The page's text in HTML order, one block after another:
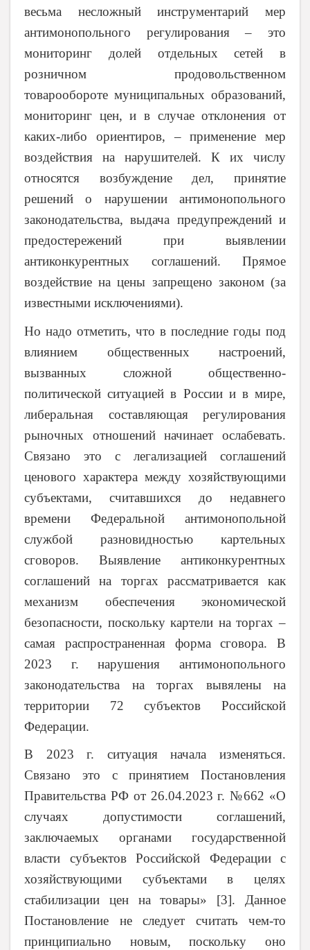
весьма несложный инструментарий мер
антимонопольного регулирования – это
мониторинг долей отдельных сетей в
розничном продовольственном
товарообороте муниципальных образований,
мониторинг цен, и в случае отклонения от
каких-либо ориентиров, – применение мер
воздействия на нарушителей. К их числу
относятся возбуждение дел, принятие
решений о нарушении антимонопольного
законодательства, выдача предупреждений и
предостережений при выявлении
антиконкурентных соглашений. Прямое
воздействие на цены запрещено законом (за
известными исключениями).
Но надо отметить, что в последние годы под
влиянием общественных настроений,
вызванных сложной общественно-
политической ситуацией в России и в мире,
либеральная составляющая регулирования
рыночных отношений начинает ослабевать.
Связано это с легализацией соглашений
ценового характера между хозяйствующими
субъектами, считавшихся до недавнего
времени Федеральной антимонопольной
службой разновидностью картельных
сговоров. Выявление антиконкурентных
соглашений на торгах рассматривается как
механизм обеспечения экономической
безопасности, поскольку картели на торгах –
самая распространенная форма сговора. В
2023 г. нарушения антимонопольного
законодательства на торгах вывялены на
территории 72 субъектов Российской
Федерации.
В 2023 г. ситуация начала изменяться.
Связано это с принятием Постановления
Правительства РФ от 26.04.2023 г. №662 «О
случаях допустимости соглашений,
заключаемых органами государственной
власти субъектов Российской Федерации с
хозяйствующими субъектами в целях
стабилизации цен на товары» [3]. Данное
Постановление не следует считать чем-то
принципиально новым, поскольку оно